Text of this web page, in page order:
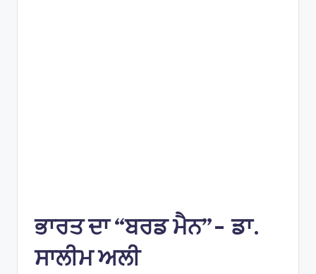
ਭਾਰਤ ਦਾ “ਬਰਡ ਮੈਨ”- ਡਾ.
ਸਾਲੀਮ ਅਲੀ